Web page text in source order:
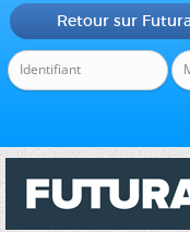
Retour sur